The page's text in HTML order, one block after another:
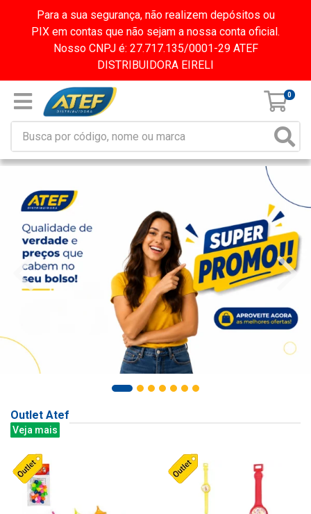
Para a sua segurança, não realizem depósitos ou
PIX em contas que não sejam a nossa conta oficial.
Nosso CNPJ é: 27.717.135/0001-29 ATEF
DISTRIBUIDORA EIRELI
0
Outlet Atef
Veja mais